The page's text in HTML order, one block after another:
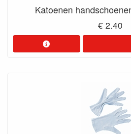
Katoenen
€ 2.40